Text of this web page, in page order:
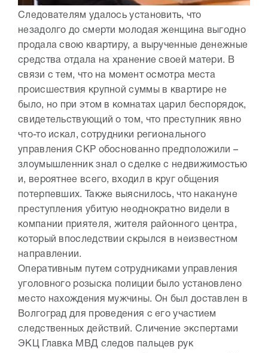
Следователям удалось установить, что
незадолго до смерти молодая женщина выгодно
продала свою квартиру, а вырученные денежные
средства отдала на хранение своей матери. В
связи с тем, что на момент осмотра места
происшествия крупной суммы в квартире не
было, но при этом в комнатах царил беспорядок,
свидетельствующий о том, что преступник явно
что-то искал, сотрудники регионального
управления СКР обоснованно предположили –
злоумышленник знал о сделке с недвижимостью
и, вероятнее всего, входил в круг общения
потерпевших. Также выяснилось, что накануне
преступления убитую неоднократно видели в
компании приятеля, жителя районного центра,
который впоследствии скрылся в неизвестном
направлении.
Оперативным путем сотрудниками управления
уголовного розыска полиции было установлено
место нахождения мужчины. Он был доставлен в
Волгоград для проведения с его участием
следственных действий. Сличение экспертами
ЭКЦ Главка МВД следов пальцев рук